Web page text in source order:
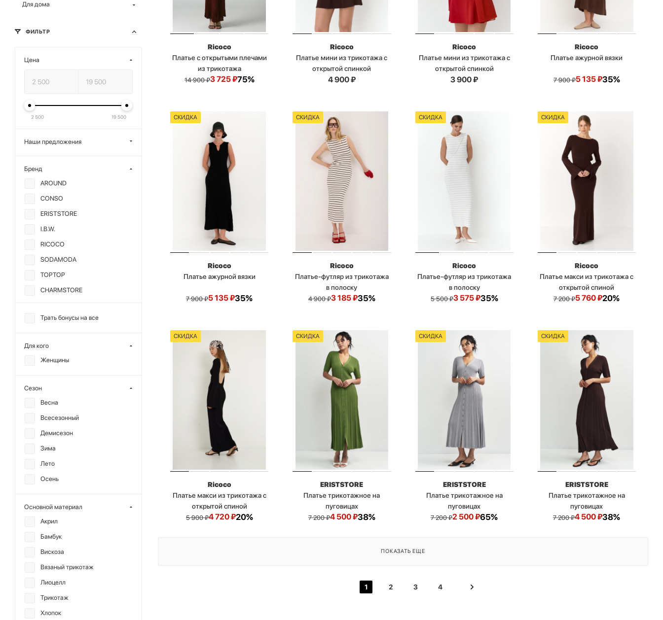
Ricoco
Платье с открытыми плечами
из трикотажа
14 900₽3 725₽75%
Ricoco
Платье мини из трикотажа с
открытой спинкой
4 900₽
Ricoco
Платье мини из трикотажа с
открытой спинкой
3 900₽
Ricoco
Платье ажурной вязки
7 900₽5 135₽35%
СКИДКА
Ricoco
Платье ажурной вязки
7 900₽5 135₽35%
СКИДКА
Ricoco
Платье-футляр из трикотажа
в полоску
4 900₽3 185₽35%
СКИДКА
Ricoco
Платье-футляр из трикотажа
в полоску
5 500₽3 575₽35%
СКИДКА
Ricoco
Платье макси из трикотажа с
открытой спиной
7 200₽5 760₽20%
СКИДКА
Ricoco
Платье макси из трикотажа с
открытой спиной
5 900₽4 720₽20%
СКИДКА
ERISTSTORE
Платье трикотажное на
пуговицах
7 200₽4 500₽38%
СКИДКА
ERISTSTORE
Платье трикотажное на
пуговицах
7 200₽2 500₽65%
СКИДКА
ERISTSTORE
Платье трикотажное на
пуговицах
7 200₽4 500₽38%
ПОКАЗАТЬ ЕЩЕ
1 2 3 4
Для дома
ФИЛЬТР
Цена
2 500 19 500
Наши предложения
Бренд
AROUND
CONSO
ERISTSTORE
I.B.W.
RICOCO
SODAMODA
TOPTOP
CHARMSTORE
DREAMS BY ALENA
MANKOVA
REFERT
Трать бонусы на все
Для кого
Женщины
Сезон
Весна
Всесезонный
Демисезон
Зима
Лето
Осень
Основной материал
Акрил
Бамбук
Вискоза
Вязаный трикотаж
Лиоцелл
Трикотаж
Хлопок